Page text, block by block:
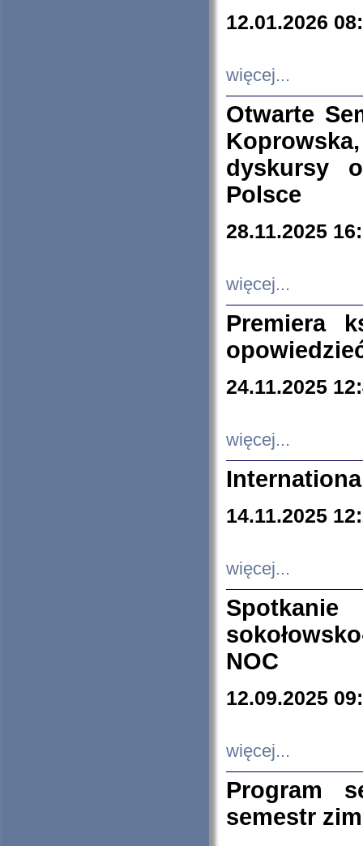
12.01.2026
więcej...
Otwarte
dyskursy
Polsce
28.11.2025
więcej...
Premiera
24.11.2025
więcej...
14.11.2025
więcej...
NOC
12.09.2025
więcej...
Program
semestr